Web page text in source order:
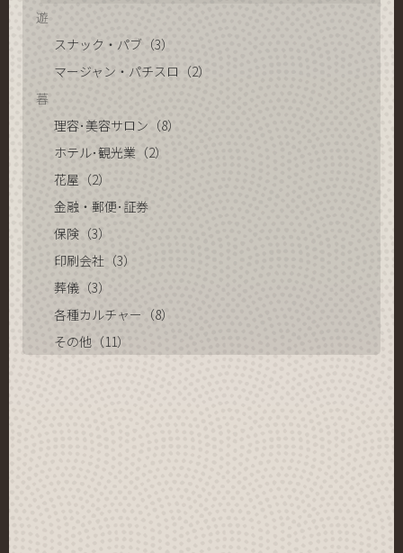
遊
スナック・パブ（3）
マージャン・パチスロ（2）
暮
理容･美容サロン（8）
ホテル･観光業（2）
花屋（2）
金融・郵便･証券
保険（3）
印刷会社（3）
葬儀（3）
各種カルチャー（8）
その他（11）